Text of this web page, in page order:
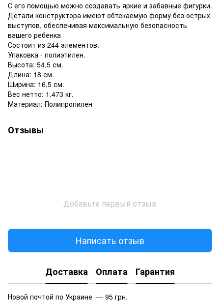
С его помощью можно создавать яркие и забавные фигурки.
Детали конструктора имеют обтекаемую форму без острых
выступов, обеспечивая максимальную безопасность
вашего ребенка
Состоит из 244 элементов.
Упаковка - полиэтилен.
Высота: 54,5 см.
Длина: 18 см.
Ширина: 16,5 см.
Вес нетто: 1.473 кг.
Материал: Полипропилен
Отзывы
Добавьте первый отзыв
Написать отзыв
Доставка Оплата Гарантия
Новой почтой по Украине — 95 грн.